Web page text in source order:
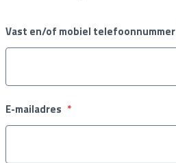
Vast en/of mobiel telefoonnummer
E-mailadres *